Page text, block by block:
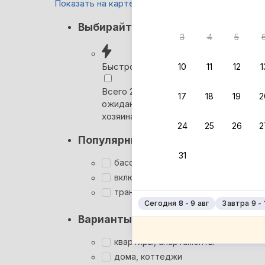
3 4 5
10 11 12
17 18 19
24 25 26
31
Сегодня 8 - 9 авг Завтра 9 -
Показать на карте
Выбирайте лучшее
Быстрое бронирование
Всего 2 минуты, без
ожидания ответа от
хозяина
Популярные фильтры
бассейн
включён завтрак
трансфер
Варианты размещения
квартиры, апартаменты
дома, коттеджи
Вернём